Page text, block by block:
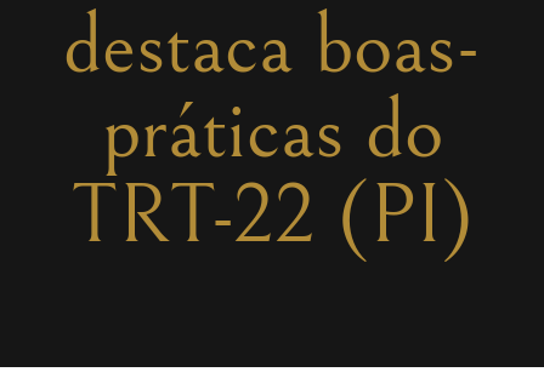
destaca boas-
práticas do
TRT-22 (PI)